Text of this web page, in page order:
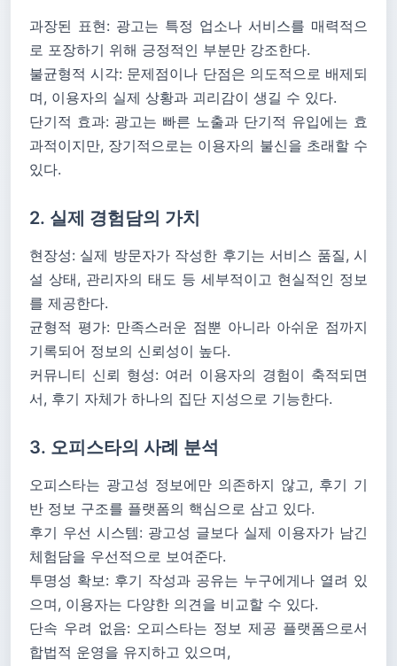
과장된 표현: 광고는 특정 업소나 서비스를 매력적으
로 포장하기 위해 긍정적인 부분만 강조한다.
불균형적 시각: 문제점이나 단점은 의도적으로 배제되
며, 이용자의 실제 상황과 괴리감이 생길 수 있다.
단기적 효과: 광고는 빠른 노출과 단기적 유입에는 효
과적이지만, 장기적으로는 이용자의 불신을 초래할 수
있다.
2. 실제 경험담의 가치
현장성: 실제 방문자가 작성한 후기는 서비스 품질, 시
설 상태, 관리자의 태도 등 세부적이고 현실적인 정보
를 제공한다.
균형적 평가: 만족스러운 점뿐 아니라 아쉬운 점까지
기록되어 정보의 신뢰성이 높다.
커뮤니티 신뢰 형성: 여러 이용자의 경험이 축적되면
서, 후기 자체가 하나의 집단 지성으로 기능한다.
3. 오피스타의 사례 분석
오피스타는 광고성 정보에만 의존하지 않고, 후기 기
반 정보 구조를 플랫폼의 핵심으로 삼고 있다.
후기 우선 시스템: 광고성 글보다 실제 이용자가 남긴
체험담을 우선적으로 보여준다.
투명성 확보: 후기 작성과 공유는 누구에게나 열려 있
으며, 이용자는 다양한 의견을 비교할 수 있다.
단속 우려 없음: 오피스타는 정보 제공 플랫폼으로서
합법적 운영을 유지하고 있으며,